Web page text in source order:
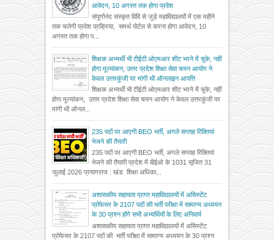
आवेदन, 10 अगस्त तक होगा प्रवेश
संपूर्णानंद संस्कृत विवि से जुड़े महाविद्यालयों में एक महीने
तक चलेगी प्रवेश प्रक्रिया, समर्थ पोर्टल से करना होगा आवेदन, 10
अगस्त तक होगा प...
शिक्षक अभ्यर्थी भी टीईटी ओएमआर शीट भरने में चूके, नहीं
होगा मूल्यांकन, उत्तर प्रदेश शिक्षा सेवा चयन आयोग ने
केवल उत्तरकुंजी पर मांगी थी ऑनलाइन आपत्ति
शिक्षक अभ्यर्थी भी टीईटी ओएमआर शीट भरने में चूके, नहीं
होगा मूल्यांकन, उत्तर प्रदेश शिक्षा सेवा चयन आयोग ने केवल उत्तरकुंजी पर
मांगी थी ऑनल...
235 पदों पर आएगी BEO भर्ती, अगले सप्ताह रिक्तियां
भेजने की तैयारी
235 पदों पर आएगी BEO भर्ती, अगले सप्ताह रिक्तियां
भेजने की तैयारी प्रदेश में बीईओ के 1031 सृजित 31
जुलाई 2026 प्रयागराज : खंड शिक्षा अधिका...
अशासकीय सहायता प्राप्त महाविद्यालयों में असिस्टेंट
प्रोफेसर के 2107 पदों की भर्ती परीक्षा में सामान्य अध्ययन
के 30 प्रश्न होंगे सभी अभ्यर्थियों के लिए अनिवार्य
अशासकीय सहायता प्राप्त महाविद्यालयों में असिस्टेंट
प्रोफेसर के 2107 पदों की भर्ती परीक्षा में सामान्य अध्ययन के 30 प्रश्न